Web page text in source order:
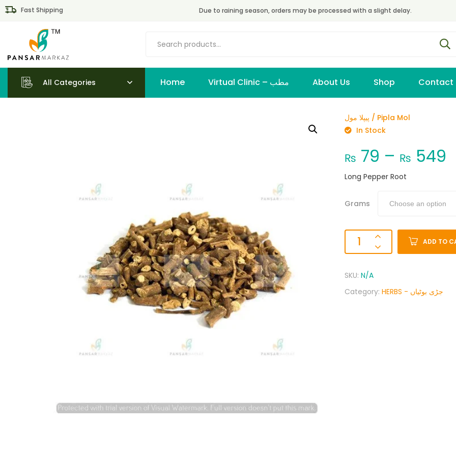
Fast Shipping Due to raining season, orders may be processed with a slight delay.
All Categories Home Virtual Clinic – مطب About Us Shop Contact
پیپلا مول / Pipla Mol
In Stock
₨ 79 – ₨ 549
Long Pepper Root
Grams
ADD TO
SKU: N/A
Category:
HERBS - جڑی بوٹیاں